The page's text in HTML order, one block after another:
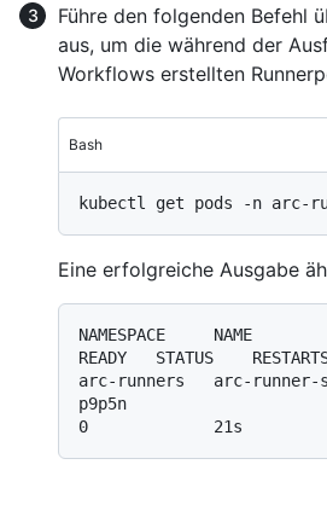
Führe den folgenden Befehl
aus, um die während der
Workflows erstellten
Bash
Eine erfolgreiche Ausgabe
NAMESPACE     NAME
READY   STATUS
arc-runners   arc-runner-
p9p5n